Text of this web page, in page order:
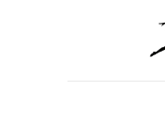
ŠOKIO IR
ŠOKIŲ